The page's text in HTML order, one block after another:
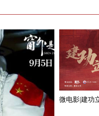
微电影|建功